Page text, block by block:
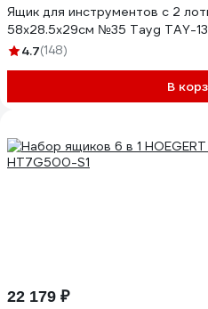
Ящик для инструментов с 2
58х28.5х29см №35 Tayg TAY-
4.7(148)
В
22 179 ₽